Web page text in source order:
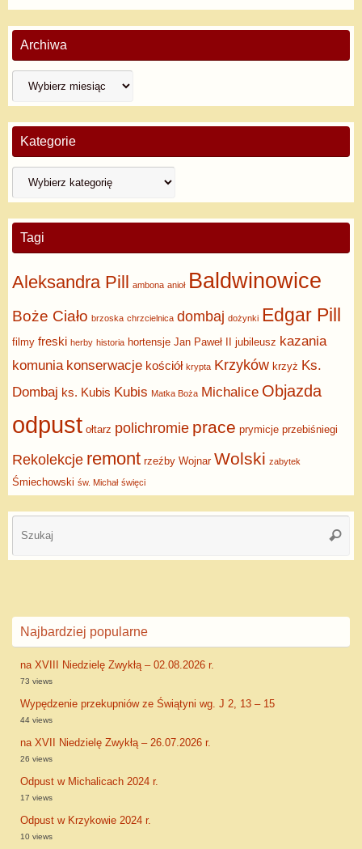
Archiwa
Kategorie
Tagi
Aleksandra Pill ambona anioł Baldwinowice
Boże Ciało brzoska chrzcielnica dombaj dożynki Edgar Pill
filmy freski herby historia hortensje Jan Paweł II jubileusz kazania
komunia konserwacje kościół krypta Krzyków krzyż Ks.
Dombaj ks. Kubis Kubis Matka Boża Michalice Objazda
odpust ołtarz polichromie prace prymicje przebiśniegi
Rekolekcje remont rzeźby Wojnar Wolski zabytek
Śmiechowski św. Michał święci
Najbardziej popularne
na XVIII Niedzielę Zwykłą – 02.08.2026 r.
73 views
Wypędzenie przekupniów ze Świątyni wg. J 2, 13 – 15
44 views
na XVII Niedzielę Zwykłą – 26.07.2026 r.
26 views
Odpust w Michalicach 2024 r.
17 views
Odpust w Krzykowie 2024 r.
10 views